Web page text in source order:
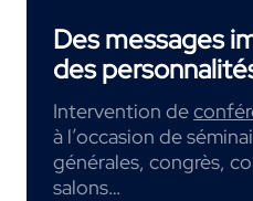
Des messages
des
Intervention de
à l’occasion de
générales, congrès,
salons…